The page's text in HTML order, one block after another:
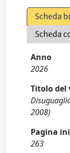
Scheda
Scheda
Anno
2026
Titolo del
2008)
Pagina
263